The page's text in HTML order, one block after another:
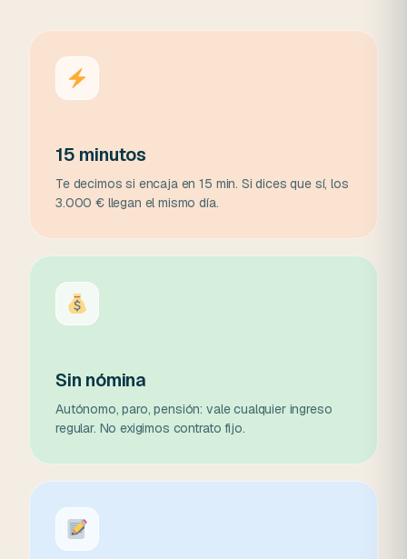
15 minutos
Te decimos si encaja en 15 min. Si dices que sí, los
3.000 € llegan el mismo día.
Sin nómina
Autónomo, paro, pensión: vale cualquier ingreso
regular. No exigimos contrato fijo.